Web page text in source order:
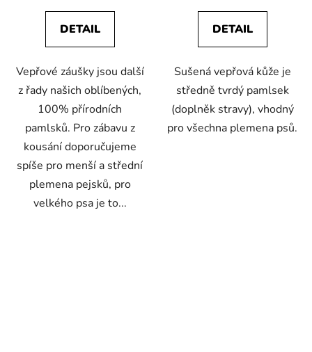
4,7
z
hvězdiček.
DETAIL
Vepřové záušky jsou další
z řady našich oblíbených,
100% přírodních
pamlsků. Pro zábavu z
kousání doporučujeme
spíše pro menší a střední
plemena pejsků, pro
velkého psa je to...
5,0
z
hvězdiček.
DETAIL
Sušená vepřová kůže je
středně tvrdý pamlsek
(doplněk stravy), vhodný
pro všechna plemena psů.